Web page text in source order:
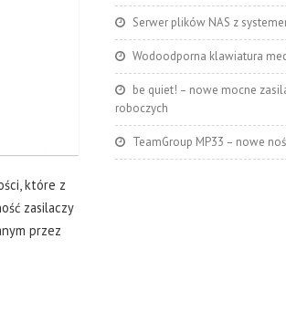
które z
zasilaczy
przez
Serwer plików NAS z
Wodoodporna klawiatura
be quiet! – nowe mocne
roboczych
TeamGroup MP33 – nowe